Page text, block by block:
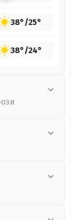
38°/25°
38°/24°